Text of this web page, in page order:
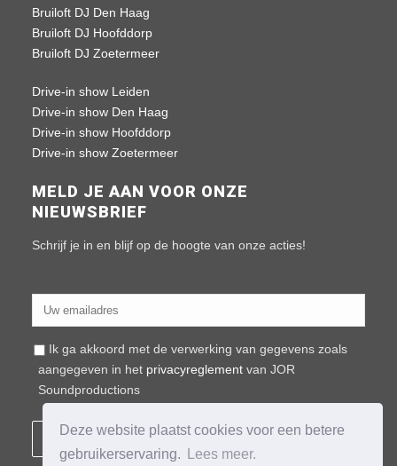
Deze website plaatst cookies voor een betere
gebruikerservaring.
Lees meer.
Bruiloft DJ Den Haag
Bruiloft DJ Hoofddorp
Bruiloft DJ Zoetermeer
Drive-in show Leiden
Drive-in show Den Haag
Drive-in show Hoofddorp
Drive-in show Zoetermeer
MELD JE AAN VOOR ONZE
NIEUWSBRIEF
Schrijf je in en blijf op de hoogte van onze acties!
Ik ga akkoord met de verwerking van gegevens zoals
aangegeven in het privacyreglement van JOR
Soundproductions